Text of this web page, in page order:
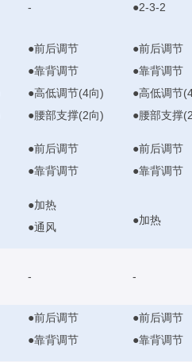
- ●2-3-2
●前后调节
●靠背调节
●高低调节(4向)
●腰部支撑(2向)
●前后调节
●靠背调节
●高低调节
●腰部支撑
●前后调节
●靠背调节
●前后调节
●靠背调节
●加热
●通风
●加热
- -
●前后调节
●靠背调节
●前后调节
●靠背调节